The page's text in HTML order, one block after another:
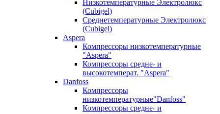
Низкотемпературные Электролюкс
(Cubigel)
Среднетемпературные Электролюкс
(Cubigel)
Aspera
Компрессоры низкотемпературные
"Aspera"
Компрессоры средне- и
высокотемперат. "Aspera"
Danfoss
Компрессоры
низкотемпературные"Danfoss"
Компрессоры средне- и